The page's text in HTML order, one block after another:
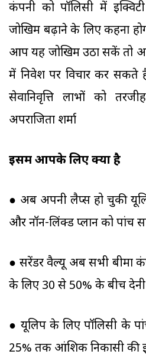
कंपनी को पॉलिसी में
जोखिम बढ़ाने के लिए कहना
आप यह जोखिम उठा सकें तो
में निवेश पर विचार कर सकते
सेवानिवृत्ति लाभों को
अपराजिता शर्मा
इसमें आपके लिए क्या है
● अब अपनी लैप्स हो चुकी
और नॉन-लिंक्ड प्लान को पांच
● सरेंडर वैल्यू अब सभी बीमा
के लिए 30 से 50% के बीच देनी
● यूलिप के लिए पॉलिसी के
25% तक आंशिक निकासी की